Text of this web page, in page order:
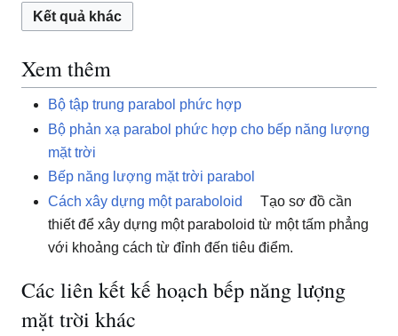
Kết quả khác
Xem thêm
Bộ tập trung parabol phức hợp
Bộ phản xạ parabol phức hợp cho bếp năng lượng
mặt trời
Bếp năng lượng mặt trời parabol
Cách xây dựng một paraboloid
Tạo sơ đồ cần
thiết để xây dựng một paraboloid từ một tấm phẳng
với khoảng cách từ đỉnh đến tiêu điểm.
Các liên kết kế hoạch bếp năng lượng
mặt trời khác